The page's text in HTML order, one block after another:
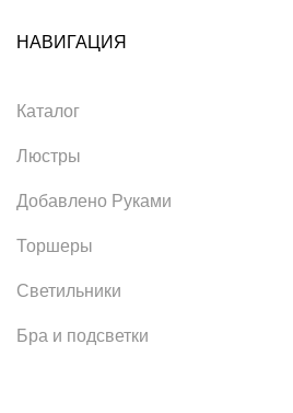
НАВИГАЦИЯ
Каталог
Люстры
Добавлено Руками
Торшеры
Светильники
Бра и подсветки